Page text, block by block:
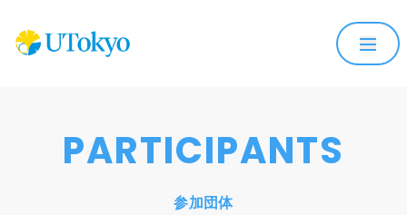
PARTICIPANTS
参加団体